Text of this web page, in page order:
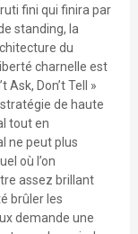
fini qui finira par
standing, la
du
charnelle est
Ask, Don’t Tell »
de haute
tout en
ne peut plus
où l’on
assez brillant
brûler les
demande une